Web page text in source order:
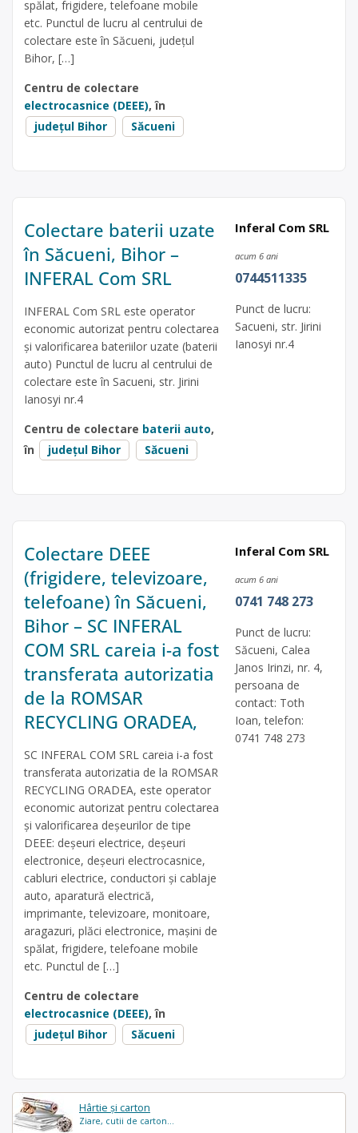
Hârtie și carton
Ziare, cutii de carton...
spălat, frigidere, telefoane mobile
etc. Punctul de lucru al centrului de
colectare este în Săcueni, judeţul
Bihor, […]
Centru de colectare
electrocasnice (DEEE), în
județul Bihor
Săcueni
Colectare baterii uzate
în Săcueni, Bihor –
INFERAL Com SRL
INFERAL Com SRL este operator
economic autorizat pentru colectarea
și valorificarea bateriilor uzate (baterii
auto) Punctul de lucru al centrului de
colectare este în Sacueni, str. Jirini
Ianosyi nr.4
Centru de colectare baterii auto,
în
județul Bihor Săcueni
Inferal Com SRL
acum 6 ani
0744511335
Punct de lucru:
Sacueni, str. Jirini
Ianosyi nr.4
Colectare DEEE
(frigidere, televizoare,
telefoane) în Săcueni,
Bihor – SC INFERAL
COM SRL careia i-a fost
transferata autorizatia
de la ROMSAR
RECYCLING ORADEA,
SC INFERAL COM SRL careia i-a fost
transferata autorizatia de la ROMSAR
RECYCLING ORADEA, este operator
economic autorizat pentru colectarea
și valorificarea deșeurilor de tipe
DEEE: deșeuri electrice, deșeuri
electronice, deșeuri electrocasnice,
cabluri electrice, conductori și cablaje
auto, aparatură electrică,
imprimante, televizoare, monitoare,
aragazuri, plăci electronice, mașini de
spălat, frigidere, telefoane mobile
etc. Punctul de […]
Centru de colectare
electrocasnice (DEEE), în
județul Bihor
Săcueni
Inferal Com SRL
acum 6 ani
0741 748 273
Punct de lucru:
Săcueni, Calea
Janos Irinzi, nr. 4,
persoana de
contact: Toth
Ioan, telefon:
0741 748 273